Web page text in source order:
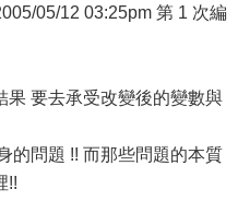
05/12 03:25pm 第 1 次編
果 要去承受改變後的變數與
的問題 !! 而那些問題的本質
!!